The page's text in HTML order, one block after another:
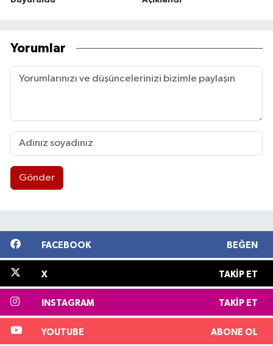
Yorumlar
Gönder
FACEBOOK BEĞEN
X TAKIP ET
INSTAGRAM TAKIP ET
YOUTUBE ABONE OL